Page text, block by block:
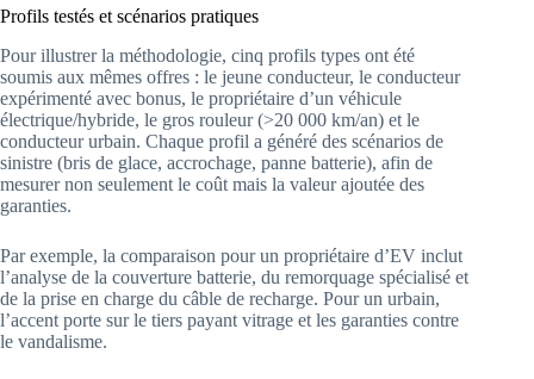
Profils testés et scénarios pratiques
Pour illustrer la méthodologie, cinq profils types ont été
soumis aux mêmes offres : le jeune conducteur, le conducteur
expérimenté avec bonus, le propriétaire d’un véhicule
électrique/hybride, le gros rouleur (>20 000 km/an) et le
conducteur urbain. Chaque profil a généré des scénarios de
sinistre (bris de glace, accrochage, panne batterie), afin de
mesurer non seulement le coût mais la valeur ajoutée des
garanties.
Par exemple, la comparaison pour un propriétaire d’EV inclut
l’analyse de la couverture batterie, du remorquage spécialisé et
de la prise en charge du câble de recharge. Pour un urbain,
l’accent porte sur le tiers payant vitrage et les garanties contre
le vandalisme.